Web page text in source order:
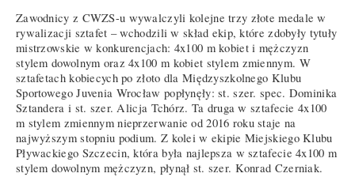
Zawodnicy z CWZS-u wywalczyli kolejne trzy złote medale w
rywalizacji sztafet – wchodzili w skład ekip, które zdobyły tytuły
mistrzowskie w konkurencjach: 4x100 m kobiet i mężczyzn
stylem dowolnym oraz 4x100 m kobiet stylem zmiennym. W
sztafetach kobiecych po złoto dla Międzyszkolnego Klubu
Sportowego Juvenia Wrocław popłynęły: st. szer. spec. Dominika
Sztandera i st. szer. Alicja Tchórz. Ta druga w sztafecie 4x100
m stylem zmiennym nieprzerwanie od 2016 roku staje na
najwyższym stopniu podium. Z kolei w ekipie Miejskiego Klubu
Pływackiego Szczecin, która była najlepsza w sztafecie 4x100 m
stylem dowolnym mężczyzn, płynął st. szer. Konrad Czerniak.